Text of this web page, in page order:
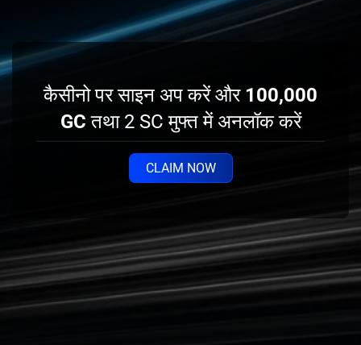
कैसीनो पर साइन अप करें और 100,000
GC तथा 2 SC मुफ्त में अनलॉक करें
CLAIM NOW